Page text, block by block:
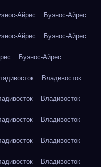
Айрес Буэнос-Айрес
Айрес Буэнос-Айрес
Буэнос-Айрес
Владивосток
Владивосток
Владивосток
Владивосток
Владивосток